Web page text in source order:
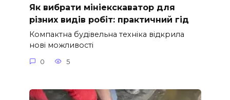
Як вибрати мініекскаватор для
різних видів робіт: практичний гід
Компактна будівельна техніка відкрила
нові можливості
0 5